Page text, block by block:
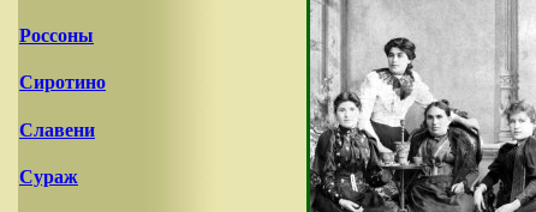
Россоны
Сиротино
Славени
Сураж